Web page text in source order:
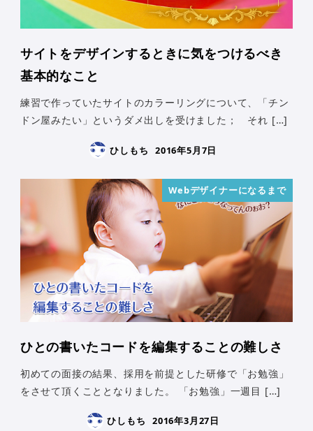
サイトをデザインするときに気をつけるべき
基本的なこと
練習で作っていたサイトのカラーリングについて、「チン
ドン屋みたい」というダメ出しを受けました； それ […]
ひしもち 2016年5月7日
Webデザイナーになるまで
ひとの書いたコードを編集することの難しさ
初めての面接の結果、採用を前提とした研修で「お勉強」
をさせて頂くこととなりました。 「お勉強」一週目 […]
ひしもち 2016年3月27日